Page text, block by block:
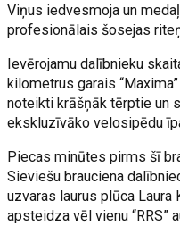
Viņus iedvesmoja un
profesionālais šosejas
Ievērojamu dalībnieku
kilometrus garais
noteikti krāšņāk tērptie un
ekskluzīvāko velosipēdu
Piecas minūtes pirms šī
Sieviešu brauciena
uzvaras laurus plūca
apsteidza vēl vienu “RRS”